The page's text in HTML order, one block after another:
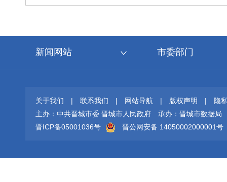
新闻网站 市委部门
关于我们 | 联系我们 | 网站导航 | 版权声明 |
隐
主办：中共晋城市委 晋城市人民政府
承办：晋城市数据局
晋ICP备05001036号
晋公网安备 14050002000001号